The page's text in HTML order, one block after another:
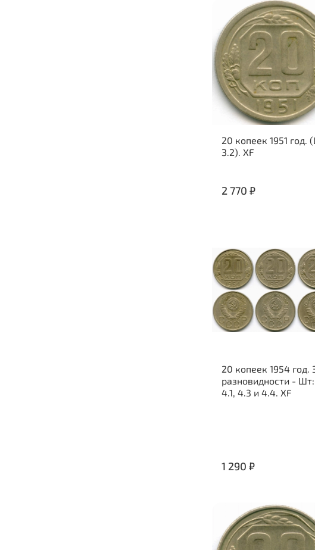
20 копеек 1951 год.
3.2). XF
2 770 ₽
20 копеек 1954 год.
разновидности - Шт:
4.1, 4.3 и 4.4. XF
1 290 ₽